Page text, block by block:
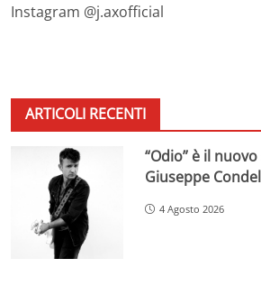
Instagram @j.axofficial
ARTICOLI RECENTI
“Odio” è il
Giuseppe
4 Agosto 2026